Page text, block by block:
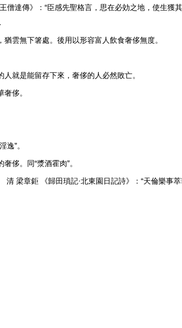
僧達傳》：“臣感先聖格言，思在必効之地，使生獲
雲無下箸處。後用以形容富人飲食奢侈無度。
就是能留存下來，奢侈的人必然敗亡。
侈。
逸”。
侈。同“漿酒霍肉”。
梁章鉅 《歸田瑣記·北東園日記詩》：“天倫樂事